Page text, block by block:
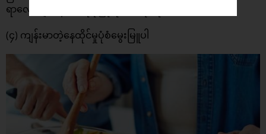
ရာလေ့ကျင့်ခန်းတစ်ခုခုပြုလုပ်ပေးဖို့ လိုအပ်ပါတယ်။
(၄) ကျန်းမာတဲ့နေထိုင်မှုပုံစံမွေးမြူပါ